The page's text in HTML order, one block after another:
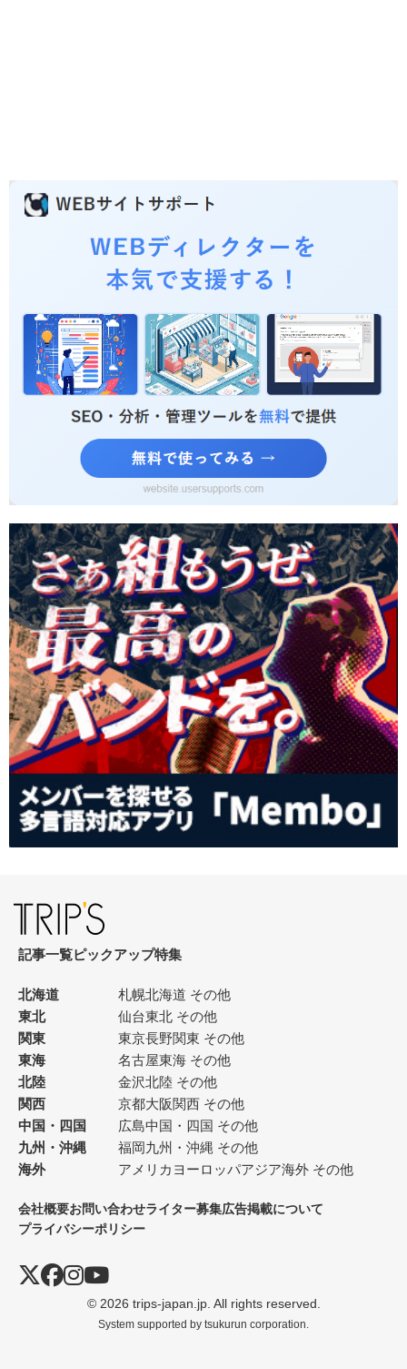
記事一覧ピックアップ特集
北海道 札幌北海道 その他
東北
仙台東北 その他
関東
東京長野関東 その他
東海
名古屋東海 その他
北陸
金沢北陸 その他
関西
京都大阪関西 その他
中国・四国
広島中国・四国 その他
九州・沖縄
福岡九州・沖縄 その他
海外
アメリカ ヨーロッパアジア海外 その他
会社概要お問い合わせライター募集広告掲載について
プライバシーポリシー
© 2026 trips-japan.jp. All rights reserved.
System supported by tsukurun corporation.